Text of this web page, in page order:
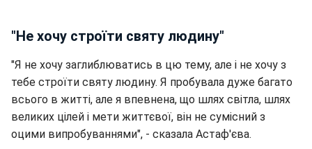
"Не хочу строїти святу людину"
"Я не хочу заглиблюватись в цю тему, але і не хочу з
тебе строїти святу людину. Я пробувала дуже багато
всього в житті, але я впевнена, що шлях світла, шлях
великих цілей і мети життєвої, він не сумісний з
оцими випробуваннями", - сказала Астаф'єва.